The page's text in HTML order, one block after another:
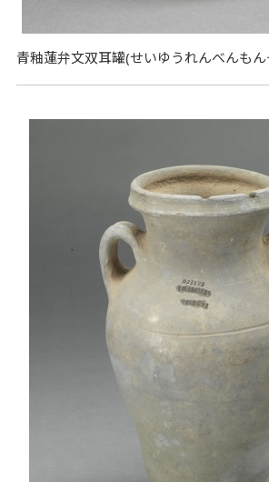
青釉蓮弁文双耳罐(せいゆうれんべんも